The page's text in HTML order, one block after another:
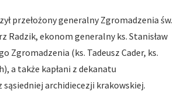
przełożony generalny Zgromadzenia św.
Radzik, ekonom generalny ks. Stanisław
Zgromadzenia (ks. Tadeusz Cader, ks.
a także kapłani z dekanatu
archidiecezji krakowskiej.